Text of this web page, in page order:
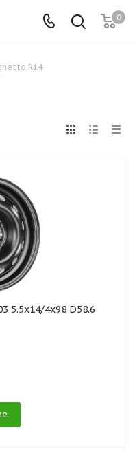
0
R14
5.5x14/4x98 D58.6